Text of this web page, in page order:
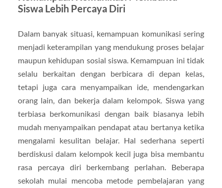
Siswa Lebih Percaya Diri
Dalam banyak situasi, kemampuan komunikasi sering
menjadi keterampilan yang mendukung proses belajar
maupun kehidupan sosial siswa. Kemampuan ini tidak
selalu berkaitan dengan berbicara di depan kelas,
tetapi juga cara menyampaikan ide, mendengarkan
orang lain, dan bekerja dalam kelompok. Siswa yang
terbiasa berkomunikasi dengan baik biasanya lebih
mudah menyampaikan pendapat atau bertanya ketika
mengalami kesulitan belajar. Hal sederhana seperti
berdiskusi dalam kelompok kecil juga bisa membantu
rasa percaya diri berkembang perlahan. Beberapa
sekolah mulai mencoba metode pembelajaran yang